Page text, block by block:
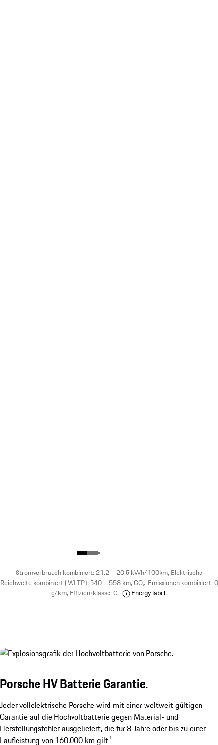
Stromverbrauch kombiniert: 21.2 – 20.5 kWh/100km, Elektrische
Reichweite kombiniert (WLTP): 540 – 558 km, CO₂-Emissionen kombiniert: 0
g/km, Effizienzklasse: C
Energy label.
Porsche HV Batterie Garantie.
Jeder vollelektrische Porsche wird mit einer weltweit gültigen
Garantie auf die Hochvoltbatterie gegen Material- und
Herstellungsfehler ausgeliefert, die für 8 Jahre oder bis zu einer
Laufleistung von 160.000 km gilt.¹